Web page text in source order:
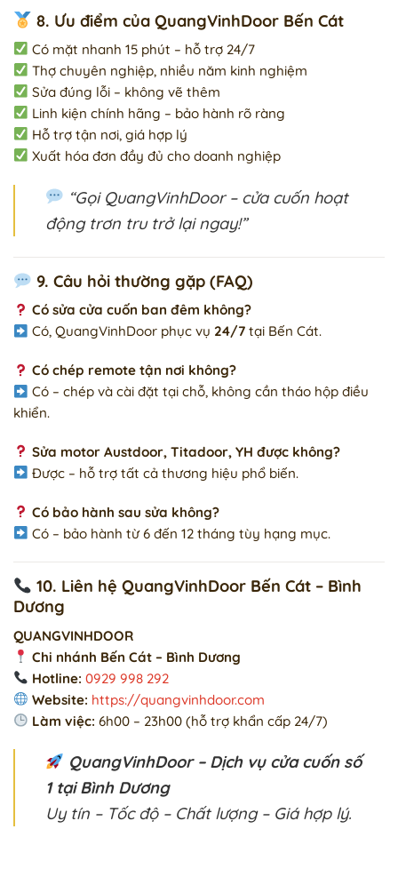
8. Ưu điểm của QuangVinhDoor Bến Cát
Có mặt nhanh 15 phút – hỗ trợ 24/7
Thợ chuyên nghiệp, nhiều năm kinh nghiệm
Sửa đúng lỗi – không vẽ thêm
Linh kiện chính hãng – bảo hành rõ ràng
Hỗ trợ tận nơi, giá hợp lý
Xuất hóa đơn đầy đủ cho doanh nghiệp
“Gọi QuangVinhDoor – cửa cuốn hoạt
động trơn tru trở lại ngay!”
9. Câu hỏi thường gặp (FAQ)
Có sửa cửa cuốn ban đêm không?
Có, QuangVinhDoor phục vụ 24/7 tại Bến Cát.
Có chép remote tận nơi không?
Có – chép và cài đặt tại chỗ, không cần tháo hộp điều
khiển.
Sửa motor Austdoor, Titadoor, YH được không?
Được – hỗ trợ tất cả thương hiệu phổ biến.
Có bảo hành sau sửa không?
Có – bảo hành từ 6 đến 12 tháng tùy hạng mục.
10. Liên hệ QuangVinhDoor Bến Cát – Bình
Dương
QUANGVINHDOOR
Chi nhánh Bến Cát – Bình Dương
Hotline: 0929 998 292
Website: https://quangvinhdoor.com
Làm việc: 6h00 – 23h00 (hỗ trợ khẩn cấp 24/7)
QuangVinhDoor – Dịch vụ cửa cuốn số
1 tại Bình Dương
Uy tín – Tốc độ – Chất lượng – Giá hợp lý.